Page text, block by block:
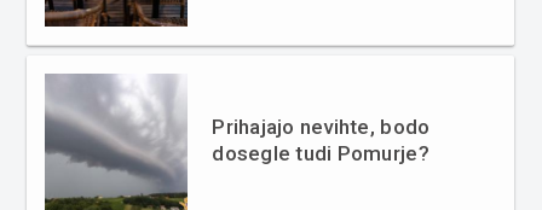
Prihajajo nevihte, bodo
dosegle tudi Pomurje?